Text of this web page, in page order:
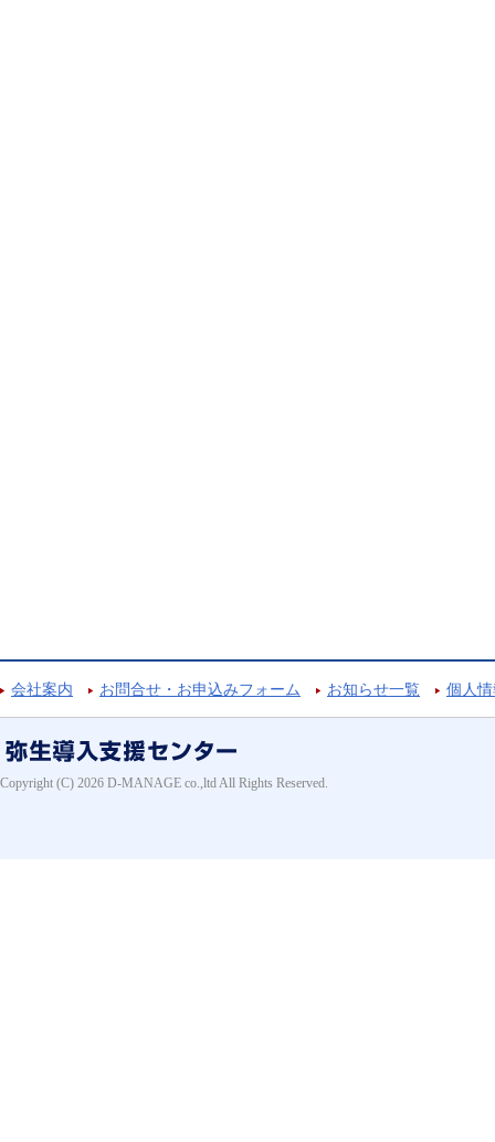
会社案内 お問合せ・お申込みフォーム お知らせ一覧 個人
Copyright (C) 2026 D-MANAGE co.,ltd All Rights Reserved.